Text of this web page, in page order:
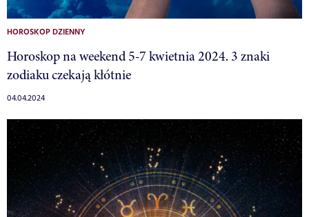
HOROSKOP DZIENNY
Horoskop na weekend 5-7 kwietnia 2024. 3 znaki
zodiaku czekają kłótnie
04.04.2024